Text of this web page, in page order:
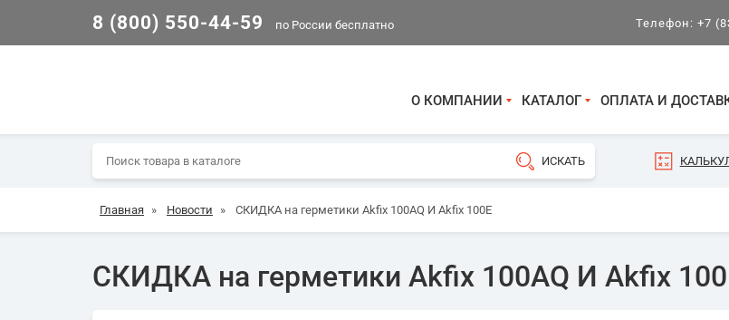
8 (800) 550-44-59 по России бесплатно Телефон: +7
О КОМПАНИИ КАТАЛОГ ОПЛАТА И
Главная » Новости » СКИДКА на герметики Akfix 100AQ И Akfix 100E
СКИДКА на герметики Akfix 100AQ И Akfix